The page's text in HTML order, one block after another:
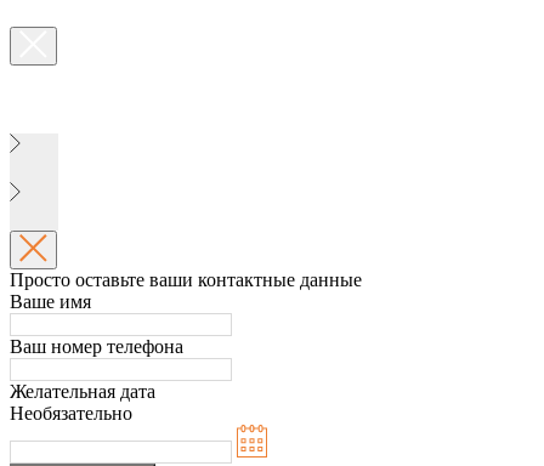
Просто оставьте ваши контактные данные
Ваше имя
Ваш номер телефона
Желательная дата
Необязательно